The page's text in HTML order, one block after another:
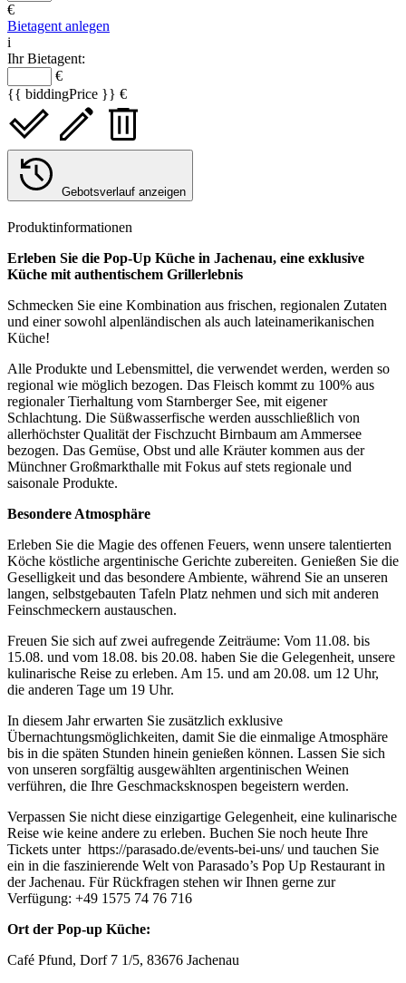
€
Bietagent anlegen
i
Ihr Bietagent:
€
{{ biddingPrice }} €
Gebotsverlauf anzeigen
Produktinformationen
Erleben Sie die Pop-Up Küche in Jachenau, eine exklusive
Küche mit authentischem Grillerlebnis
Schmecken Sie eine Kombination aus frischen, regionalen Zutaten
und einer sowohl alpenländischen als auch lateinamerikanischen
Küche!
Alle Produkte und Lebensmittel, die verwendet werden, werden so
regional wie möglich bezogen. Das Fleisch kommt zu 100% aus
regionaler Tierhaltung vom Starnberger See, mit eigener
Schlachtung. Die Süßwasserfische werden ausschließlich von
allerhöchster Qualität der Fischzucht Birnbaum am Ammersee
bezogen. Das Gemüse, Obst und alle Kräuter kommen aus der
Münchner Großmarkthalle mit Fokus auf stets regionale und
saisonale Produkte.
Besondere Atmosphäre
Erleben Sie die Magie des offenen Feuers, wenn unsere talentierten
Köche köstliche argentinische Gerichte zubereiten. Genießen Sie die
Geselligkeit und das besondere Ambiente, während Sie an unseren
langen, selbstgebauten Tafeln Platz nehmen und sich mit anderen
Feinschmeckern austauschen.
Freuen Sie sich auf zwei aufregende Zeiträume: Vom 11.08. bis
15.08. und vom 18.08. bis 20.08. haben Sie die Gelegenheit, unsere
kulinarische Reise zu erleben. Am 15. und am 20.08. um 12 Uhr,
die anderen Tage um 19 Uhr.
In diesem Jahr erwarten Sie zusätzlich exklusive
Übernachtungsmöglichkeiten, damit Sie die einmalige Atmosphäre
bis in die späten Stunden hinein genießen können. Lassen Sie sich
von unseren sorgfältig ausgewählten argentinischen Weinen
verführen, die Ihre Geschmacksknospen begeistern werden.
Verpassen Sie nicht diese einzigartige Gelegenheit, eine kulinarische
Reise wie keine andere zu erleben. Buchen Sie noch heute Ihre
Tickets unter https://parasado.de/events-bei-uns/und tauchen Sie
ein in die faszinierende Welt von Parasado’s Pop Up Restaurant in
der Jachenau. Für Rückfragen stehen wir Ihnen gerne zur
Verfügung: +49 1575 74 76 716
Ort der Pop-up Küche:
Café Pfund, Dorf 7 1/5, 83676 Jachenau